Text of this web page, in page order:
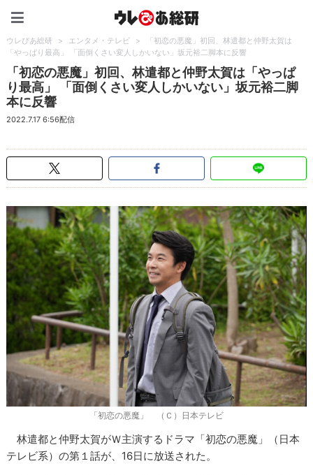
ウレぴあ総研 > エンタメ・テレビ >
「初恋の悪魔」初回、林遣都と仲野太賀は
「やっぱり最高」 「面倒くさい変人しかいない」坂元裕二脚本に反響
「初恋の悪魔」初回、林遣都と仲野太賀は「やっぱ
り最高」 「面倒くさい変人しかいない」坂元裕二脚
本に反響
2022.7.17 6:56配信
「初恋の悪魔」 （Ｃ）日本テレビ
林遣都と仲野太賀がＷ主演するドラマ「初恋の悪魔」（日本
テレビ系）の第１話が、16日に放送された。